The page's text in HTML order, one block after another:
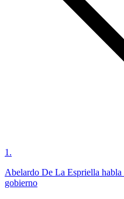
1 .
Abelardo De La Espriella habla
gobierno